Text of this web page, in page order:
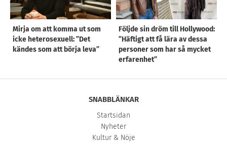
Mirja om att komma ut som
icke heterosexuell: ”Det
kändes som att börja leva”
Följde sin dröm till Hollywood:
”Häftigt att få lära av dessa
personer som har så mycket
erfarenhet”
SNABBLÄNKAR
Startsidan
Nyheter
Kultur & Nöje